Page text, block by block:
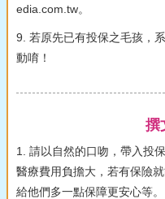
edia.com.tw。
9. 若原先已有投保之毛孩，
動唷！
撰
1. 請以自然的口吻，帶入投
醫療費用負擔大，若有保險
給他們多一點保障更安心等。